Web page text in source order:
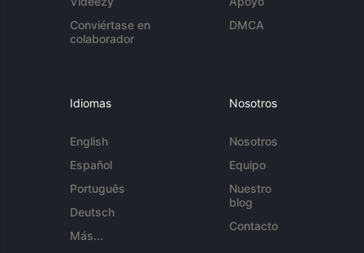
Conviértase en
colaborador
DMCA
Idiomas
English
Español
Português
Deutsch
Más...
Nosotros
Nosotros
Equipo
Nuestro
blog
Contacto